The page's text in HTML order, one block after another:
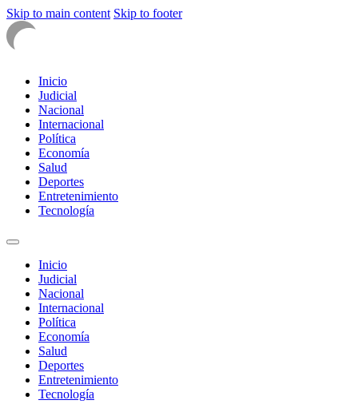
Skip to main content Skip to footer
Inicio
Judicial
Nacional
Internacional
Política
Economía
Salud
Deportes
Entretenimiento
Tecnología
Inicio
Judicial
Nacional
Internacional
Política
Economía
Salud
Deportes
Entretenimiento
Tecnología